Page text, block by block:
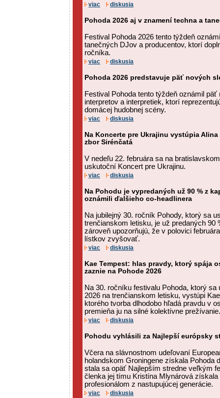
viac diskusia
Pohoda 2026 aj v znamení techna a
Festival Pohoda 2026 tento týždeň
tanečných DJov a producentov, ktorí
ročníka.
viac diskusia
Pohoda 2026 predstavuje päť nových
Festival Pohoda tento týždeň oznámil
interpretov a interpretiek, ktorí
domácej hudobnej scény.
viac diskusia
Na Koncerte pre Ukrajinu vystúpia Alina
zbor Sirénčatá
V nedeľu 22. februára sa na
uskutoční Koncert pre Ukrajinu.
viac diskusia
Na Pohodu je vypredaných už 90 % z
oznámili ďalšieho co-headlinera
Na jubilejný 30. ročník Pohody, ktorý sa
trenčianskom letisku, je už predaných 90
zároveň upozorňujú, že v polovici
lístkov zvyšovať.
viac diskusia
Kae Tempest: hlas pravdy, ktorý spája
zaznie na Pohode 2026
Na 30. ročníku festivalu Pohoda, ktorý sa
2026 na trenčianskom letisku, vystúpi
ktorého tvorba dlhodobo hľadá pravdu v
premieňa ju na silné kolektívne prežívanie.
viac diskusia
Pohodu vyhlásili za Najlepší európsky
Včera na slávnostnom udeľovaní
holandskom Groningene získala Pohoda
stala sa opäť Najlepším stredne veľkým
členka jej tímu Kristína Mlynárová získala
profesionálom z nastupujúcej generácie.
viac diskusia